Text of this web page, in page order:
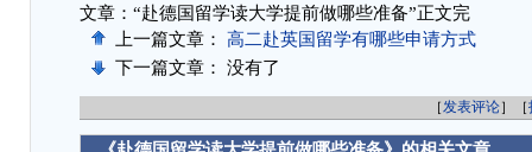
文章：“赴德国留学读大学提前做哪些准备”正文完
上一篇文章： 高二赴英国留学有哪些申请方式
下一篇文章： 没有了
［发表评论］［